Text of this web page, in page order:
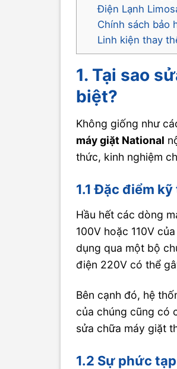
Điện Lạnh
Chính sách bảo
Linh kiện thay
1. Tại sao
biệt?
Không giống như
máy giặt National
thức, kinh nghiệm
1.1 Đặc điểm
Hầu hết các dòng
100V hoặc 110V
dụng qua một bộ
điện 220V có thể
Bên cạnh đó, hệ
của chúng cũng có
sửa chữa máy giặt
1.2 Sự phức